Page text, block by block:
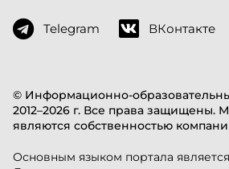
© Информационно-
2012–2026 г. Все права защищены.
являются собственностью
Основным языком портала
Telegram ВКонтакте